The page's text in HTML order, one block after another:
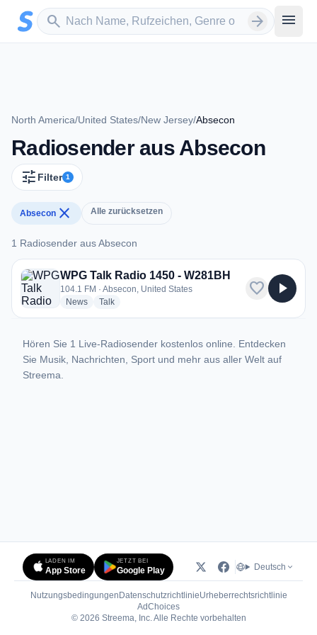
Zum Hauptinhalt springen
search
Sender suchen arrow_forward menu
North America/United States/New Jersey/Absecon
Radiosender aus Absecon
tune Filter 1
Absecon close Alle zurücksetzen
1 Radiosender aus Absecon
1 Radiosender aus Absecon
WPG Talk Radio 1450 - W281BH
104.1 FM · Absecon, United States
Newsradio stations
Talkradio stations
favorite play_arrow
Hören Sie 1 Live-Radiosender kostenlos online. Entdecken
Sie Musik, Nachrichten, Sport und mehr aus aller Welt auf
Streema.
LADEN IM
App Store
JETZT BEI
Google Play Deutsch
Nutzungsbedingungen DatenschutzrichtlinieUrheberrechtsrichtlinie
AdChoices(öffnet in neuem Tab)
© 2026 Streema, Inc. Alle Rechte vorbehalten